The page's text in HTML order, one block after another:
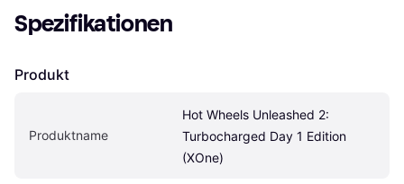
Spezifikationen
Produkt
Produktname
Hot Wheels Unleashed 2:
Turbocharged Day 1 Edition
(XOne)